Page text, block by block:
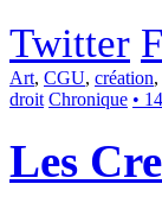
Twitter
Art, CGU, création,
droit Chronique •
Les